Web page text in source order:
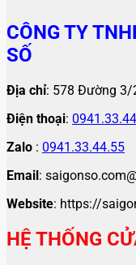
CÔNG TY
SỐ
Địa chỉ: 578 Đường 3/
Điện thoại:
Zalo : 0941.33.44.55
Email:
Website: https://
HỆ THỐNG